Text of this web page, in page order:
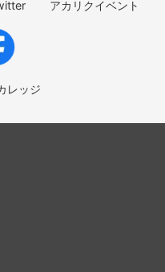
アカリクイベント
レッジ